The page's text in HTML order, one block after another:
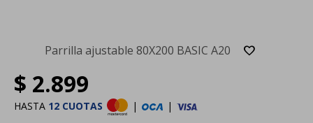
Parrilla ajustable 80X200 BASIC A20
$ 2.899
HASTA 12 CUOTAS | |